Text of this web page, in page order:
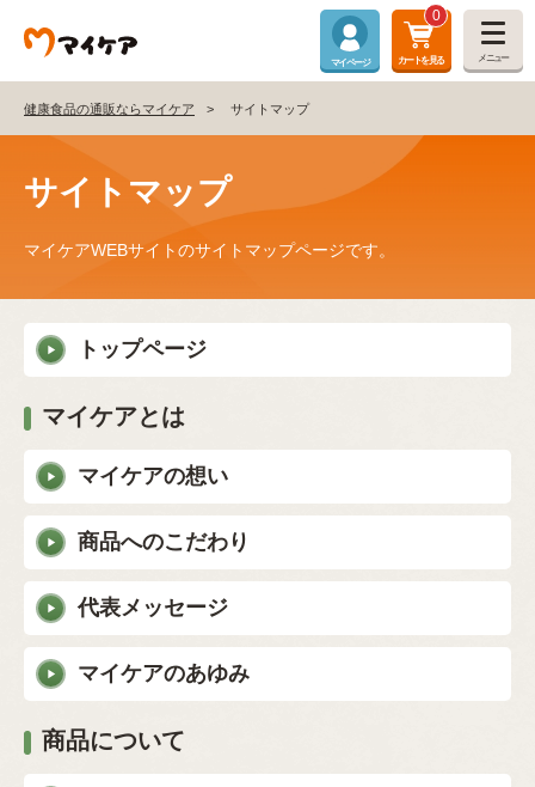
マイページ
0
カートを見る メニュー
健康食品の通販ならマイケア サイトマップ
サイトマップ
マイケアWEBサイトのサイトマップページです。
トップページ
マイケアとは
マイケアの想い
商品へのこだわり
代表メッセージ
マイケアのあゆみ
商品について